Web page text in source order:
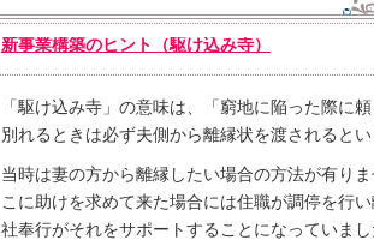
新事業構築のヒント（駆け込み寺）
「駆け込み寺」の意味は、「窮地に陥った際に
別れるときは必ず夫側から離縁状を渡されると
当時は妻の方から離縁したい場合の方法が有り
こに助けを求めて来た場合には住職が調停を行
社奉行がそれをサポートすることになっていまし